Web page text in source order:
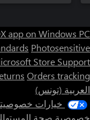
app on Windows PC
Photosensitive
Store Support
Orders tracking
العربية (تونس)
خيارات
خصوصية صحة